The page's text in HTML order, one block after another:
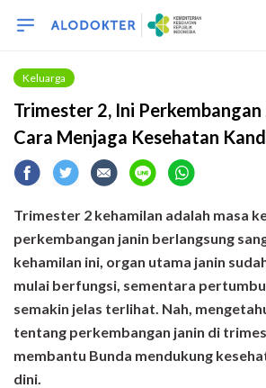
Keluarga
Trimester 2, Ini Perkembangan
Cara Menjaga Kesehatan
Trimester 2 kehamilan adalah masa
perkembangan janin berlangsung
kehamilan ini, organ utama janin
mulai berfungsi, sementara
semakin jelas terlihat. Nah,
tentang perkembangan janin di
membantu Bunda mendukung
dini.